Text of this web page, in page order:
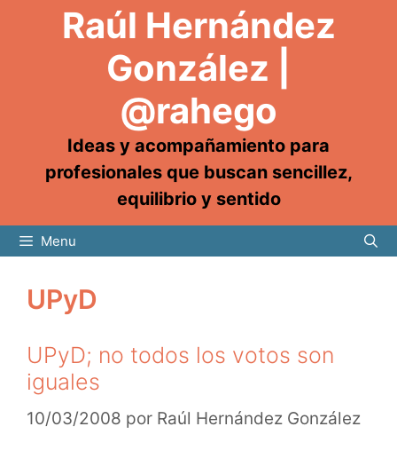
Raúl Hernández
González |
@rahego
Ideas y acompañamiento para
profesionales que buscan sencillez,
equilibrio y sentido
Menu
UPyD
UPyD; no todos los votos son
iguales
10/03/2008 por Raúl Hernández González